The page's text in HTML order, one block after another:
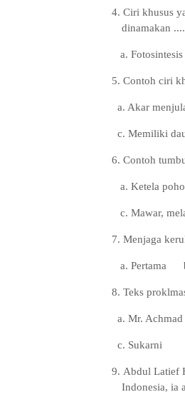
4. Ciri khusus
dinamakan ....
a.
5. Contoh ciri
a. Akar
c. Memiliki
6. Contoh
a. Ketela
c. Mawar,
7. Menjaga
a. Pertama
8. Teks
a. Mr.
c. Sukarni
9. Abdul Latief
Indonesia, ia